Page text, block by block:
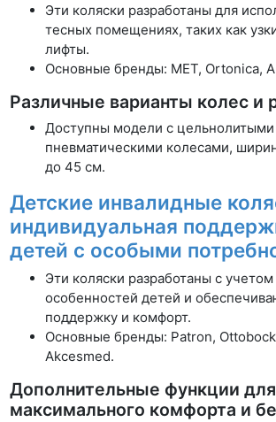
Эти коляски разработаны для
тесных помещениях, таких как
лифты.
Основные бренды: MET, Ortonica,
Различные варианты колес и
Доступны модели с
пневматическими колесами,
до 45 см.
Детские инвалидные
индивидуальная
детей с особыми
Эти коляски разработаны с
особенностей детей и
поддержку и комфорт.
Основные бренды: Patron,
Akcesmed.
Дополнительные функции для
максимального комфорта и